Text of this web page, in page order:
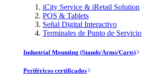
iCity Service & iRetail Solution
POS & Tablets
Señal Digital Interactivo
Terminales de Punto de Servicio
Industrial Mounting (Stands/Arms/Carts)
Periféricos certificados